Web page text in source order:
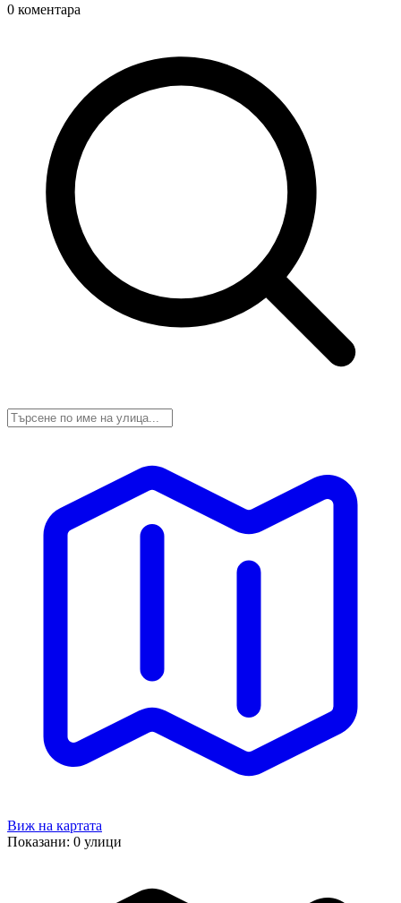
0 коментара
Виж на картата
Показани: 0 улици